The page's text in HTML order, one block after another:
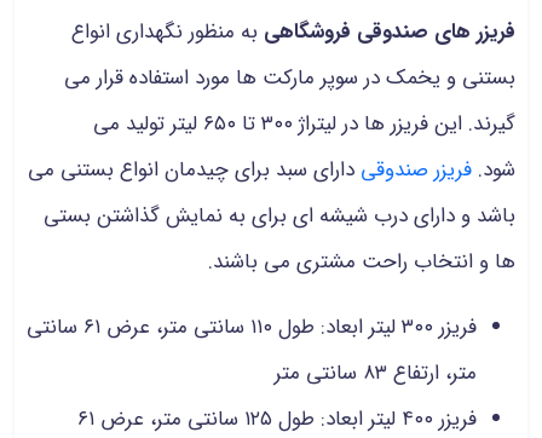
فریزر های صندوقی فروشگاهی به منظور نگهداری انواع
بستنی و یخمک در سوپر مارکت ها مورد استفاده قرار می
گیرند. این فریزر ها در لیتراژ ۳۰۰ تا ۶۵۰ لیتر تولید می
شود. فریزر صندوقی دارای سبد برای چیدمان انواع بستنی می
باشد و دارای درب شیشه ای برای به نمایش گذاشتن بستی
ها و انتخاب راحت مشتری می باشند.
فریزر ۳۰۰ لیتر ابعاد: طول ۱۱۰ سانتی متر، عرض ۶۱ سانتی
متر، ارتفاع ۸۳ سانتی متر
فریزر ۴۰۰ لیتر ابعاد: طول ۱۲۵ سانتی متر، عرض ۶۱